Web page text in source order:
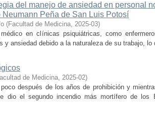
del manejo de ansiedad en personal
Neumann Peña de San Luis Potosí
(Facultad de Medicina, 2025-03)
en clínicas psiquiátricas, como
y ansiedad debido a la naturaleza de su trabajo,
de Medicina, 2025-02)
después de los años de prohibición y
dio el segundo incendio más mortífero de los